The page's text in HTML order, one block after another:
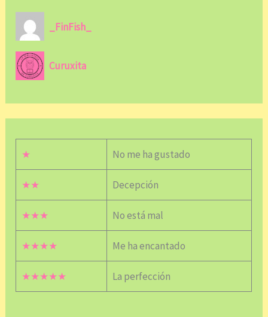
_FinFish_
Curuxita
★ No me ha gustado
★★ Decepción
★★★ No está mal
★★★★ Me ha encantado
★★★★★ La perfección